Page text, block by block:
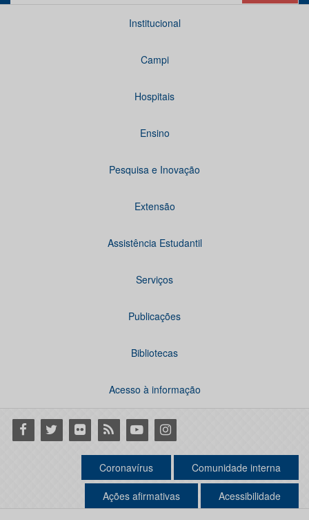
Institucional
Campi
Hospitais
Ensino
Pesquisa e Inovação
Extensão
Assistência Estudantil
Serviços
Publicações
Bibliotecas
Acesso à informação
Facebook
Twitter Flickr RSS YoutubeInstagram
Coronavírus Comunidade interna
Ações afirmativas Acessibilidade